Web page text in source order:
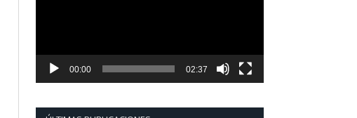
00:00 02:37